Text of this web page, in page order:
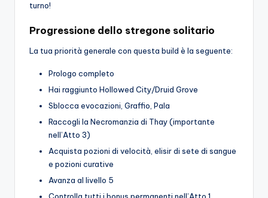
turno!
Progressione dello stregone solitario
La tua priorità generale con questa build è la seguente:
Prologo completo
Hai raggiunto Hollowed City/Druid Grove
Sblocca evocazioni, Graffio, Pala
Raccogli la Necromanzia di Thay (importante
nell’Atto 3)
Acquista pozioni di velocità, elisir di sete di sangue
e pozioni curative
Avanza al livello 5